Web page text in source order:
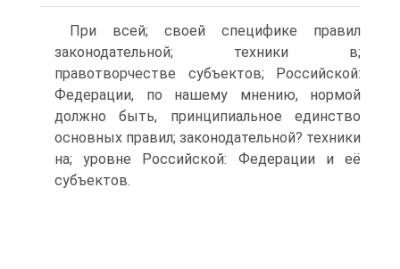
При всей; своей специфике правил
законодательной; техники в;
правотворчестве субъектов; Российской:
Федерации, по нашему мнению, нормой
должно быть, принципиальное единство
основных правил; законодательной? техники
на; уровне Российской: Федерации и её
субъектов.